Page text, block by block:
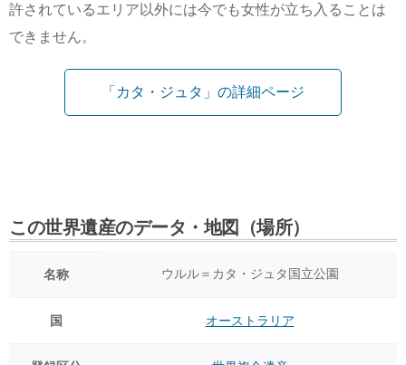
許されているエリア以外には今でも女性が立ち入ることは
できません。
「カタ・ジュタ」の詳細ページ
この世界遺産のデータ・地図（場所）
名称 ウルル＝カタ・ジュタ国立公園
国 オーストラリア